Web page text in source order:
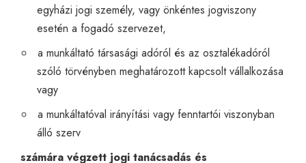
egyházi jogi személy, vagy önkéntes jogviszony
esetén a fogadó szervezet,
a munkáltató társasági adóról és az osztalékadóról
szóló törvényben meghatározott kapcsolt vállalkozása
vagy
a munkáltatóval irányítási vagy fenntartói viszonyban
álló szerv
számára végzett jogi tanácsadás és